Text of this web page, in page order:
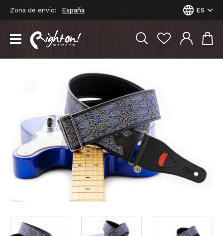
Zona de envío: ES